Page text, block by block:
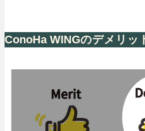
ConoHa WINGのデメリッ